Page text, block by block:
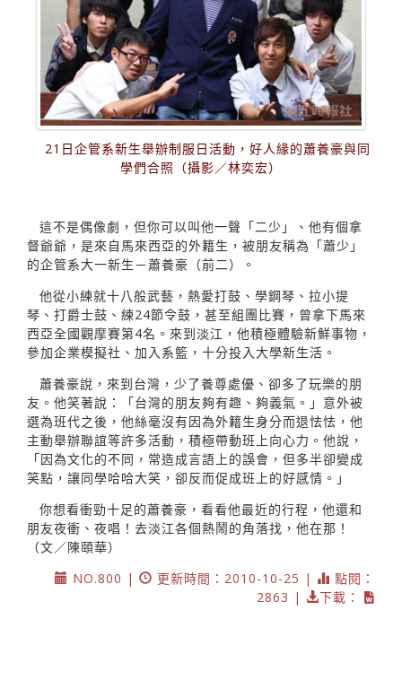
21日企管系新生舉辦制服日活動，好人緣的蕭養豪與同
學們合照（攝影／林奕宏）
這不是偶像劇，但你可以叫他一聲「二少」、他有個拿
督爺爺，是來自馬來西亞的外籍生，被朋友稱為「蕭少」
的企管系大一新生－蕭養豪（前二）。
他從小練就十八般武藝，熱愛打鼓、學鋼琴、拉小提
琴、打爵士鼓、練24節令鼓，甚至組團比賽，曾拿下馬來
西亞全國觀摩賽第4名。來到淡江，他積極體驗新鮮事物，
參加企業模擬社、加入系籃，十分投入大學新生活。
蕭養豪說，來到台灣，少了養尊處優、卻多了玩樂的朋
友。他笑著說：「台灣的朋友夠有趣、夠義氣。」意外被
選為班代之後，他絲毫沒有因為外籍生身分而退怯怯，他
主動舉辦聯誼等許多活動，積極帶動班上向心力。他說，
「因為文化的不同，常造成言語上的誤會，但多半卻變成
笑點，讓同學哈哈大笑，卻反而促成班上的好感情。」
你想看衝勁十足的蕭養豪，看看他最近的行程，他還和
朋友夜衝、夜唱！去淡江各個熱鬧的角落找，他在那！
（文／陳頤華）
NO.800 |
更新時間：2010-10-25 |
點閱：
2863 |
下載：